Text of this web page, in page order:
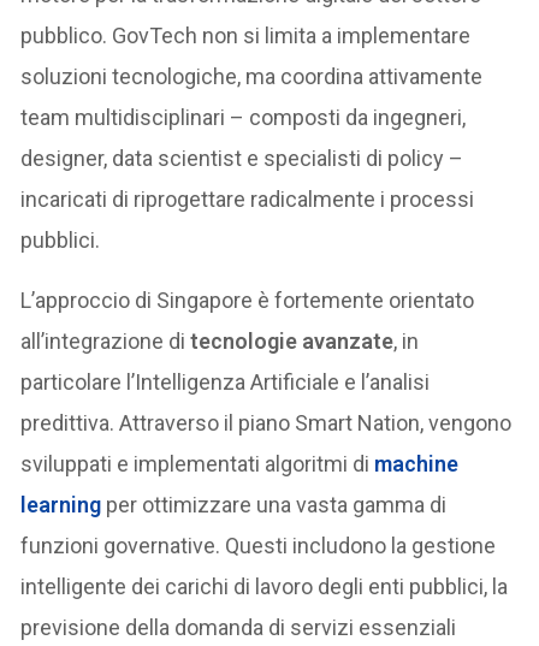
pubblico. GovTech non si limita a implementare
soluzioni tecnologiche, ma coordina attivamente
team multidisciplinari – composti da ingegneri,
designer, data scientist e specialisti di policy –
incaricati di riprogettare radicalmente i processi
pubblici.
L’approccio di Singapore è fortemente orientato
all’integrazione ditecnologie avanzate, in
particolare l’Intelligenza Artificiale e l’analisi
predittiva. Attraverso il piano Smart Nation, vengono
sviluppati e implementati algoritmi di machine
learning per ottimizzare una vasta gamma di
funzioni governative. Questi includono la gestione
intelligente dei carichi di lavoro degli enti pubblici, la
previsione della domanda di servizi essenziali